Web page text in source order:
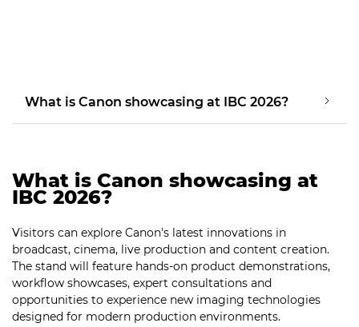
What is Canon showcasing at IBC 2026?
What is Canon showcasing at
IBC 2026?
Visitors can explore Canon's latest innovations in
broadcast, cinema, live production and content creation.
The stand will feature hands-on product demonstrations,
workflow showcases, expert consultations and
opportunities to experience new imaging technologies
designed for modern production environments.